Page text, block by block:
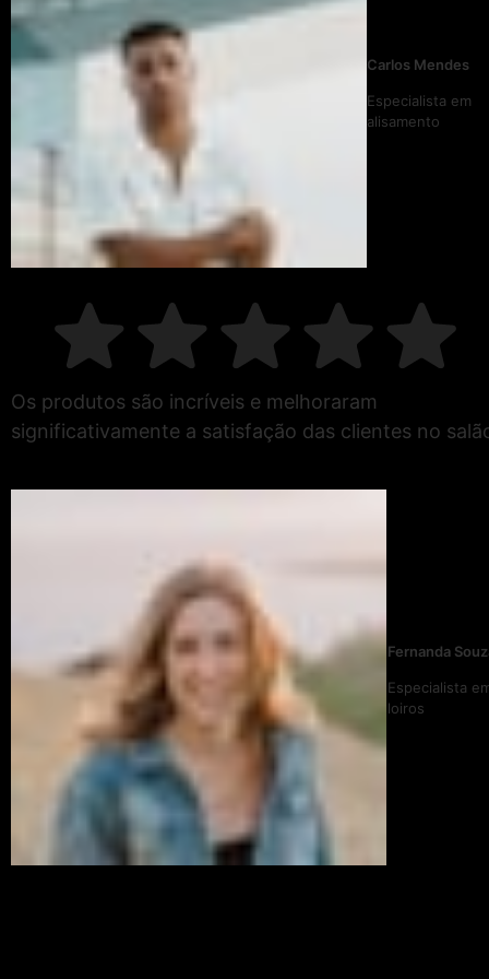
Carlos Mendes
Especialista em
alisamento
Os produtos são incríveis e melhoraram
significativamente a satisfação das clientes no
Fernanda
Especialista
loiros